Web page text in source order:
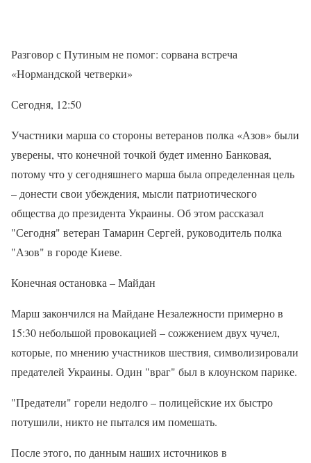
Разговор с Путиным не помог: сорвана встреча
«Нормандской четверки»
Сегодня, 12:50
Участники марша со стороны ветеранов полка «Азов» были
уверены, что конечной точкой будет именно Банковая,
потому что у сегодняшнего марша была определенная цель
– донести свои убеждения, мысли патриотического
общества до президента Украины. Об этом рассказал
"Сегодня" ветеран Тамарин Сергей, руководитель полка
"Азов" в городе Киеве.
Конечная остановка – Майдан
Марш закончился на Майдане Незалежности примерно в
15:30 небольшой провокацией – сожжением двух чучел,
которые, по мнению участников шествия, символизировали
предателей Украины. Один "враг" был в клоунском парике.
"Предатели" горели недолго – полицейские их быстро
потушили, никто не пытался им помешать.
После этого, по данным наших источников в